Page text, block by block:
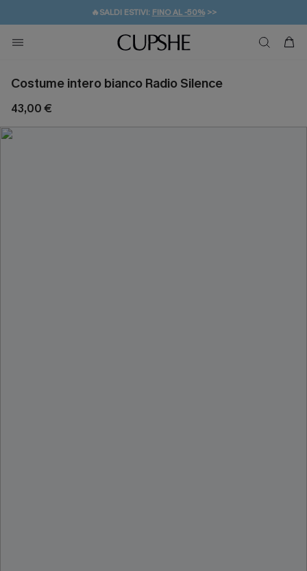
🔥SALDI ESTIVI: FINO AL -50%>>
🚚SPEDIZIONE GRATUITA DA 49€
💌REGALO PER I NUOVI: 20% DI SCONTO*
Costume intero bianco Radio Silence
43,00 €